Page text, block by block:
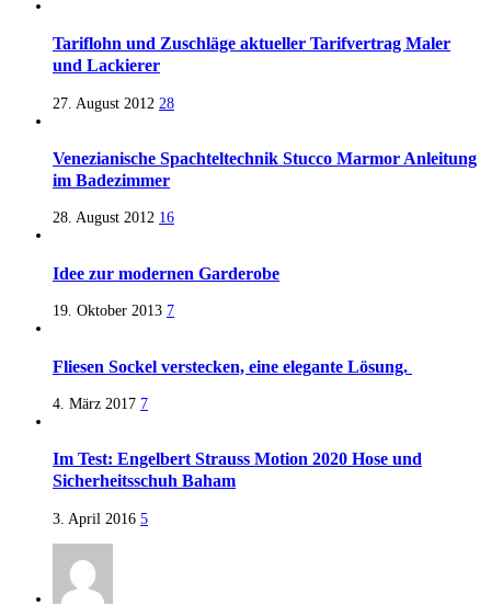
Tariflohn und Zuschläge aktueller Tarifvertrag Maler
und Lackierer
27. August 2012 28
Venezianische Spachteltechnik Stucco Marmor Anleitung
im Badezimmer
28. August 2012 16
Idee zur modernen Garderobe
19. Oktober 2013 7
Fliesen Sockel verstecken, eine elegante Lösung.
4. März 2017 7
Im Test: Engelbert Strauss Motion 2020 Hose und
Sicherheitsschuh Baham
3. April 2016 5